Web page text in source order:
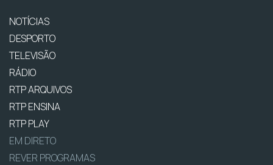
NOTÍCIAS
DESPORTO
TELEVISÃO
RÁDIO
RTP ARQUIVOS
RTP ENSINA
RTP PLAY
EM DIRETO
REVER PROGRAMAS